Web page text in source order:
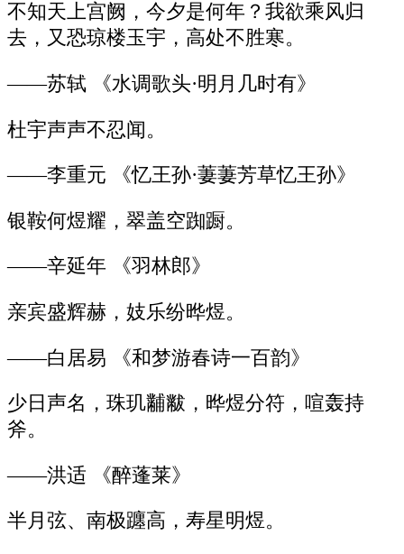
不知天上宫阙，今夕是何年？我欲乘风归
去，又恐琼楼玉宇，高处不胜寒。
——苏轼 《水调歌头·明月几时有》
杜宇声声不忍闻。
——李重元 《忆王孙·萋萋芳草忆王孙》
银鞍何煜耀，翠盖空踟蹰。
——辛延年 《羽林郎》
亲宾盛辉赫，妓乐纷晔煜。
——白居易 《和梦游春诗一百韵》
少日声名，珠玑黼黻，晔煜分符，喧轰持
斧。
——洪适 《醉蓬莱》
半月弦、南极躔高，寿星明煜。